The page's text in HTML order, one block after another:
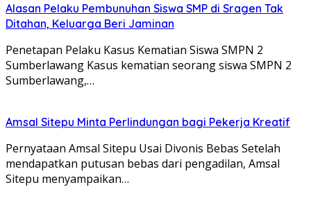
Alasan Pelaku Pembunuhan Siswa SMP di Sragen Tak
Ditahan, Keluarga Beri Jaminan
Penetapan Pelaku Kasus Kematian Siswa SMPN 2
Sumberlawang Kasus kematian seorang siswa SMPN 2
Sumberlawang,…
Amsal Sitepu Minta Perlindungan bagi Pekerja Kreatif
Pernyataan Amsal Sitepu Usai Divonis Bebas Setelah
mendapatkan putusan bebas dari pengadilan, Amsal
Sitepu menyampaikan…